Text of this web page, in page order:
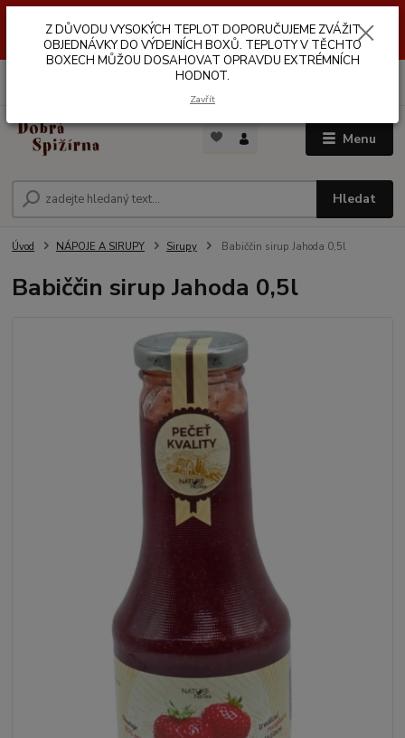
VÝDEJNÍCH BOXŮ. TEPLOTA V TĚCHTO BOXECH MŮŽE DOSAHOVAT
OPRAVDU EXTRÉMNÍCH HODNOT.
Menu
Hledat
Úvod NÁPOJE A SIRUPY Sirupy Babiččin sirup Jahoda 0,5l
Babiččin sirup Jahoda 0,5l
Z DŮVODU VYSOKÝCH TEPLOT DOPORUČUJEME ZVÁŽIT
OBJEDNÁVKY DO VÝDEJNÍCH BOXŮ. TEPLOTY V TĚCHTO
BOXECH MŮŽOU DOSAHOVAT OPRAVDU EXTRÉMNÍCH
HODNOT.
Zavřít